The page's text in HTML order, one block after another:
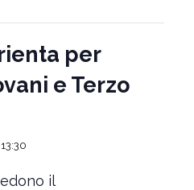
per
e Terzo
13:30
il